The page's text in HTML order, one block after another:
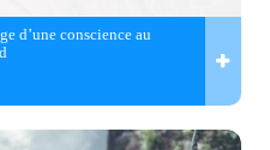
d’une conscience au